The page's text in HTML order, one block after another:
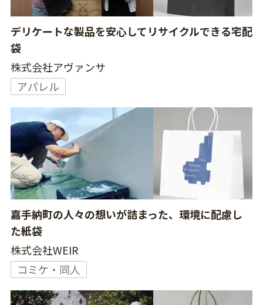
デリケートな製品を安心してリサイクルできる宅配
袋
株式会社アヴァンサ
アパレル
嘉手納町の人々の想いが詰まった、環境に配慮し
た紙袋
株式会社WEIR
コミケ・同人